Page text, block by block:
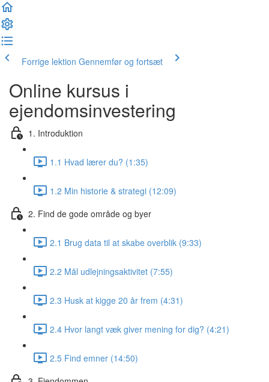
Forrige lektion Gennemfør og fortsæt
Online kursus i
ejendomsinvestering
1. Introduktion
1.1 Hvad lærer du? (1:35)
1.2 Min historie & strategi (12:09)
2. Find de gode område og byer
2.1 Brug data til at skabe overblik (9:33)
2.2 Mål udlejningsaktivitet (7:55)
2.3 Husk at kigge 20 år frem (4:31)
2.4 Hvor langt væk giver mening for dig? (4:21)
2.5 Find emner (14:50)